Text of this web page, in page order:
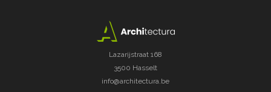
Lazarijstraat 168
3500 Hasselt
info@architectura.be